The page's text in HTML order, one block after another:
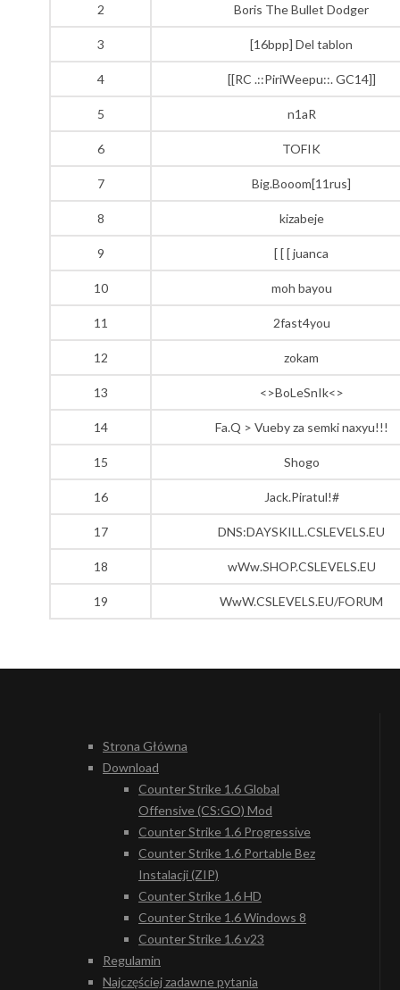
2 Boris The Bullet Dodger
3 [16bpp] Del tablon
4 [[RC .::PiriWeepu::. GC14]]
5 n1aR
6 TOFIK
7 Big.Booom[11rus]
8 kizabeje
9 [ [ [ juanca
10 moh bayou
11 2fast4you
12 zokam
13 <>BoLeSnIk<>
14 Fa.Q > Vueby za semki naxyu!!!
15 Shogo
16 Jack.Piratul!#
17 DNS:DAYSKILL.CSLEVELS.EU
18 wWw.SHOP.CSLEVELS.EU
19 WwW.CSLEVELS.EU/FORUM
Strona Główna
Download
Counter Strike 1.6 Global
Offensive (CS:GO) Mod
Counter Strike 1.6 Progressive
Counter Strike 1.6 Portable Bez
Instalacji (ZIP)
Counter Strike 1.6 HD
Counter Strike 1.6 Windows 8
Counter Strike 1.6 v23
Regulamin
Najczęściej zadawne pytania